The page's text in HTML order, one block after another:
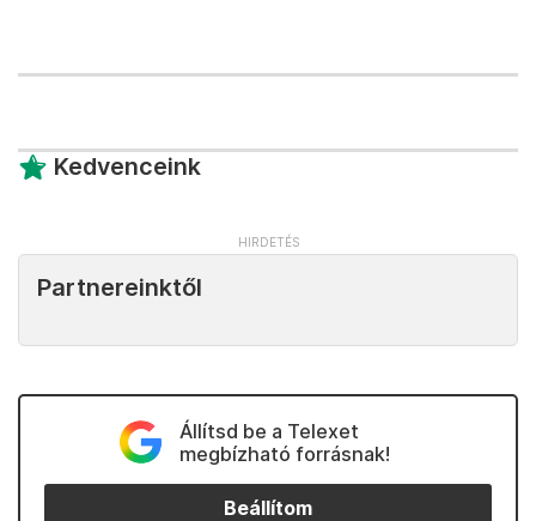
Kedvenceink
Partnereinktől
Állítsd be a Telexet
megbízható forrásnak!
Beállítom